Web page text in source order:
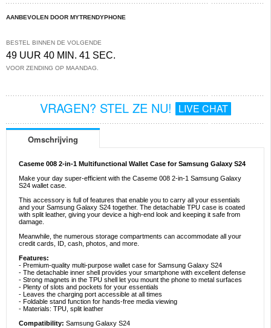
AANBEVOLEN DOOR MYTRENDYPHONE
BESTEL BINNEN DE VOLGENDE
49 UUR 40 MIN. 40 SEC.
VOOR ZENDING OP MAANDAG.
VRAGEN? STEL ZE NU! LIVE CHAT
Omschrijving
Caseme 008 2-in-1 Multifunctional Wallet Case for Samsung Galaxy S24
Make your day super-efficient with the Caseme 008 2-in-1 Samsung Galaxy
S24 wallet case.
This accessory is full of features that enable you to carry all your essentials
and your Samsung Galaxy S24 together. The detachable TPU case is coated
with split leather, giving your device a high-end look and keeping it safe from
damage.
Meanwhile, the numerous storage compartments can accommodate all your
credit cards, ID, cash, photos, and more.
Features:
- Premium-quality multi-purpose wallet case for Samsung Galaxy S24
- The detachable inner shell provides your smartphone with excellent defense
- Strong magnets in the TPU shell let you mount the phone to metal surfaces
- Plenty of slots and pockets for your essentials
- Leaves the charging port accessible at all times
- Foldable stand function for hands-free media viewing
- Materials: TPU, split leather
Compatibility: Samsung Galaxy S24